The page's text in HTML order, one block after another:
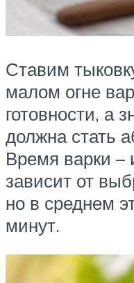
Ставим
малом огне
готовности, а
должна стать
Время варки –
зависит от
но в среднем
минут.